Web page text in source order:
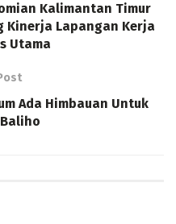
Kalimantan Timur
Kinerja Lapangan Kerja
Utama
Ada Himbauan Untuk